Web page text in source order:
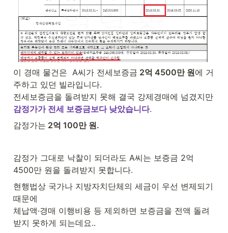
이 경매 물건은  A씨가 전세보증금 2억 4500만 원에 거
주하고 있던 빌라입니다.
감정가가 전세 보증금보다 낮았습니다.
감정가는 2억 100만 원.
감정가 그대로 낙찰이 되더라도 A씨는 보증금 2억
4500만 원을 돌려받지 못합니다.
현행법상 국가나 지방자치단체의 세금이 우선 변제되기
때문에
체납액·경매 이행비용 등 제외하면 보증금을 전액 돌려
받지 못하게 되는데요..